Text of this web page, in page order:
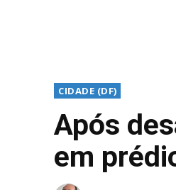
CIDADE (DF)
Após
em